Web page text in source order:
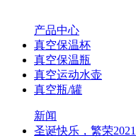
产品中心
真空保温杯
真空保温瓶
真空运动水壶
真空瓶/罐
新闻
圣诞快乐，繁荣2021